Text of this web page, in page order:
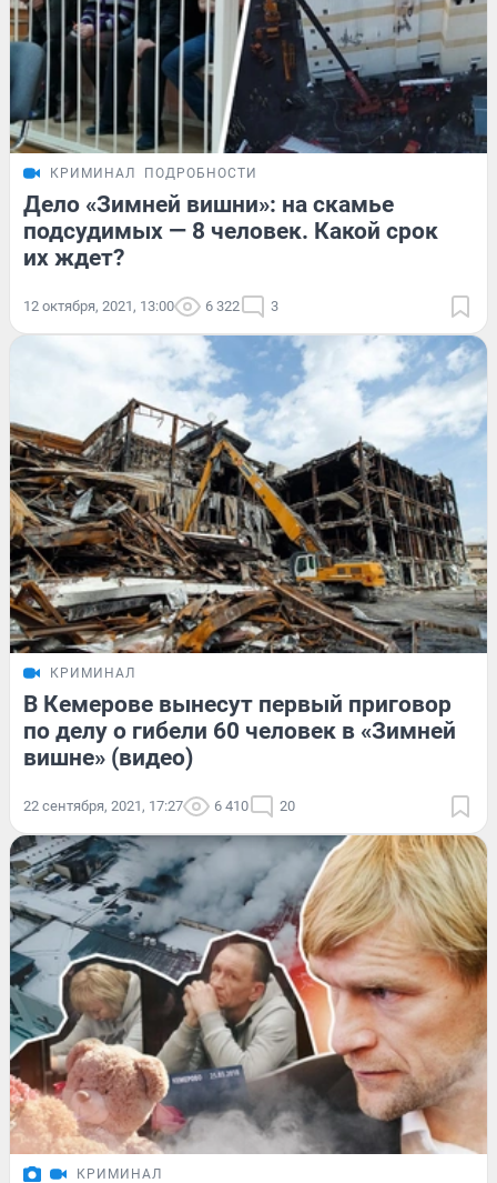
КРИМИНАЛ ПОДРОБНОСТИ
Дело «Зимней вишни»: на скамье
подсудимых — 8 человек. Какой срок
их ждет?
12 октября, 2021, 13:00 6 322 3
КРИМИНАЛ
В Кемерове вынесут первый приговор
по делу о гибели 60 человек в «Зимней
вишне» (видео)
22 сентября, 2021, 17:27 6 410 20
КРИМИНАЛ